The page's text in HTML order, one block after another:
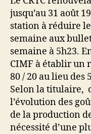
jusqu’au 31 août
station à réduire
semaine aux
semaine à 5h23.
CIMF à établir un
80 / 20 au lieu des
Selon la titulaire,
l’évolution des
de la production
nécessité d’une